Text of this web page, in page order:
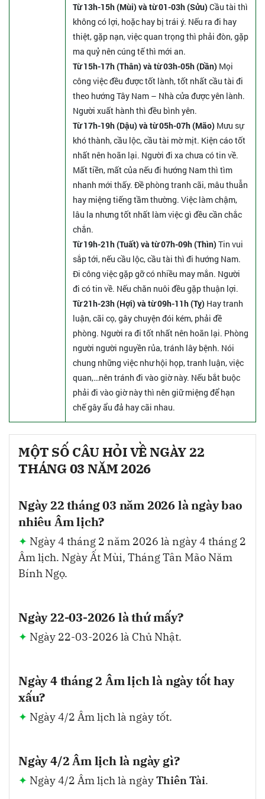
Từ 13h-15h (Mùi) và từ 01-03h (Sửu) Cầu tài thì
không có lợi, hoặc hay bị trái ý. Nếu ra đi hay
thiệt, gặp nạn, việc quan trọng thì phải đòn, gặp
ma quỷ nên cúng tế thì mới an.
Từ 15h-17h (Thân) và từ 03h-05h (Dần) Mọi
công việc đều được tốt lành, tốt nhất cầu tài đi
theo hướng Tây Nam – Nhà cửa được yên lành.
Người xuất hành thì đều bình yên.
Từ 17h-19h (Dậu) và từ 05h-07h (Mão) Mưu sự
khó thành, cầu lộc, cầu tài mờ mịt. Kiện cáo tốt
nhất nên hoãn lại. Người đi xa chưa có tin về.
Mất tiền, mất của nếu đi hướng Nam thì tìm
nhanh mới thấy. Đề phòng tranh cãi, mâu thuẫn
hay miệng tiếng tầm thường. Việc làm chậm,
lâu la nhưng tốt nhất làm việc gì đều cần chắc
chắn.
Từ 19h-21h (Tuất) và từ 07h-09h (Thìn) Tin vui
sắp tới, nếu cầu lộc, cầu tài thì đi hướng Nam.
Đi công việc gặp gỡ có nhiều may mắn. Người
đi có tin về. Nếu chăn nuôi đều gặp thuận lợi.
Từ 21h-23h (Hợi) và từ 09h-11h (Tỵ) Hay tranh
luận, cãi cọ, gây chuyện đói kém, phải đề
phòng. Người ra đi tốt nhất nên hoãn lại. Phòng
người người nguyền rủa, tránh lây bệnh. Nói
chung những việc như hội họp, tranh luận, việc
quan,…nên tránh đi vào giờ này. Nếu bắt buộc
phải đi vào giờ này thì nên giữ miệng để hạn
chế gây ẩu đả hay cãi nhau.
MỘT SỐ CÂU HỎI VỀ NGÀY 22
THÁNG 03 NĂM 2026
Ngày 22 tháng 03 năm 2026 là ngày bao
nhiêu Âm lịch?
Ngày 4 tháng 2 năm 2026 là ngày 4 tháng 2
Âm lịch. Ngày Ất Mùi, Tháng Tân Mão Năm
Bính Ngọ.
Ngày 22-03-2026 là thứ mấy?
Ngày 22-03-2026 là Chủ Nhật.
Ngày 4 tháng 2 Âm lịch là ngày tốt hay
xấu?
Ngày 4/2 Âm lịch là ngày tốt.
Ngày 4/2 Âm lịch là ngày gì?
Ngày 4/2 Âm lịch là ngàyThiên Tài.